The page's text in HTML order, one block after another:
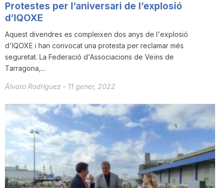
Protestes per l’aniversari de l’explosió
d’IQOXE
Aquest divendres es compleixen dos anys de l'explosió
d'IQOXE i han convocat una protesta per reclamar més
seguretat. La Federació d'Associacions de Veïns de
Tarragona,...
Álvaro Rodriguez - 11 gener, 2022